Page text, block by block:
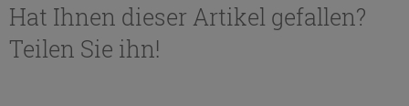
Hat Ihnen dieser Artikel gefallen?
Teilen Sie ihn!